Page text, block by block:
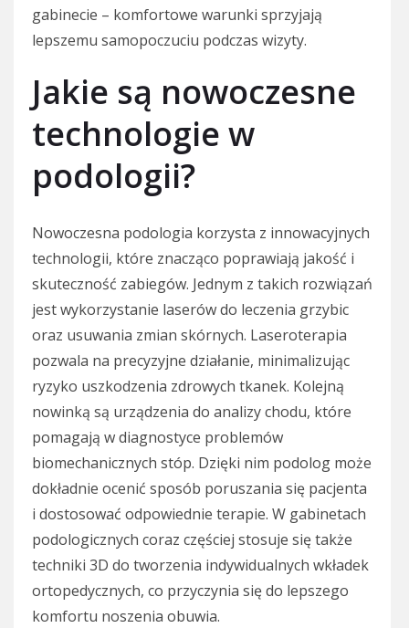
gabinecie – komfortowe warunki sprzyjają
lepszemu samopoczuciu podczas wizyty.
Jakie są nowoczesne
technologie w
podologii?
Nowoczesna podologia korzysta z innowacyjnych
technologii, które znacząco poprawiają jakość i
skuteczność zabiegów. Jednym z takich rozwiązań
jest wykorzystanie laserów do leczenia grzybic
oraz usuwania zmian skórnych. Laseroterapia
pozwala na precyzyjne działanie, minimalizując
ryzyko uszkodzenia zdrowych tkanek. Kolejną
nowinką są urządzenia do analizy chodu, które
pomagają w diagnostyce problemów
biomechanicznych stóp. Dzięki nim podolog może
dokładnie ocenić sposób poruszania się pacjenta
i dostosować odpowiednie terapie. W gabinetach
podologicznych coraz częściej stosuje się także
techniki 3D do tworzenia indywidualnych wkładek
ortopedycznych, co przyczynia się do lepszego
komfortu noszenia obuwia.